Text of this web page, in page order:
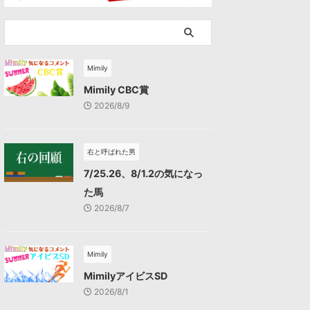
Mimily
Mimily CBC賞
2026/8/9
右と呼ばれた男
7/25.26、8/1.2の気になっ
た馬
2026/8/7
Mimily
MimilyアイビスSD
2026/8/1